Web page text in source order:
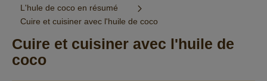
L'hule de coco en résumé
Cuire et cuisiner avec l'huile de coco
Cuire et cuisiner avec l'huile de
coco